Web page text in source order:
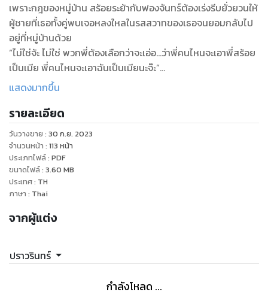
เพราะกฎของหมู่บ้าน สร้อยระย้ากับฟองจันทร์ต้องเร่งรีบยั่วยวนให้
ผู้ชายที่เธอทั้งคู่พบเจอหลงใหลในรสสวาทของเธอจนยอมกลับไป
อยู่ที่หมู่บ้านด้วย
“ไม่ใช่จ้ะ ไม่ใช่ พวกพี่ต้องเลือกว่าจะเอ่อ...ว่าพี่คนไหนจะเอาพี่สร้อย
เป็นเมีย พี่คนไหนจะเอาฉันเป็นเมียนะจ๊ะ”
“พวกพี่มากันสี่คน ก็หมายความว่า...”
แล้วฟองจันทร์กับสร้อยระย้าจะรับมือกับผัวที่ไม่ได้มีเพียงหนึ่ง แต่
เธอทั้งคู่จะต้องมีผัวถึงสองคนได้ยังไง!
แสดงมากขึ้น
รายละเอียด
วันวางขาย : 30 ก.ย. 2023
จำนวนหน้า : 113 หน้า
ประเภทไฟล์: PDF
ขนาดไฟล์: 3.60 MB
ประเทศ: TH
ภาษา : Thai
จากผู้แต่ง
ปราวรินทร์
กำลังโหลด ...